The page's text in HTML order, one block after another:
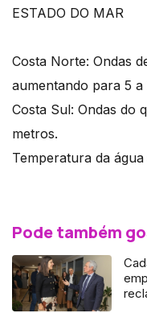
ESTADO DO MAR
Costa Norte: Ondas
aumentando para 5
Costa Sul: Ondas do
metros.
Temperatura da
Pode também